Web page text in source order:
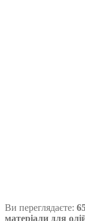
Ви переглядаєте:
матеріали для